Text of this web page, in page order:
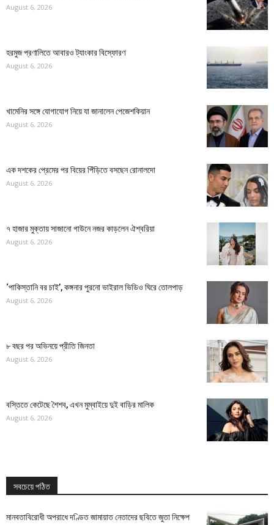
August 6, 2026
হরমুজ প্রণালিতে আবারও ট্যাংকার বিস্ফোরণ
August 6, 2026
খামেনির সঙ্গে যোগাযোগ নিয়ে যা জানালেন পেজেশকিয়ান
August 6, 2026
এক দশকের প্রেমের পর বিয়ের পিঁড়িতে বসছেন রোনালদো
August 6, 2026
৭ হাজার মুক্তায় সাজানো গাউনে নজর কাড়লেন ঐশ্বরিয়া
August 6, 2026
‘পাকিস্তানি বর চাই’, কঙ্গনার পুরনো ভাইরাল ভিডিও ঘিরে তোলপাড়
August 6, 2026
৮ বছর পর অভিনয়ে প্রীতি জিনতা
August 6, 2026
বস্তিতে কেটেছে শৈশব, এখন মুম্বাইয়ে দুই বাড়ির মালিক
August 6, 2026
সবচেয়ে পঠিত
মানবতাবিরোধী অপরাধে দণ্ডিত জামায়াত নেতাদের ছবিতে জুতা নিক্ষেপ